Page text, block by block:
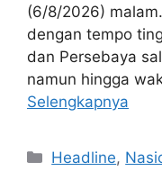
(6/8/2026)
dengan tempo
dan Persebaya
namun hingga
Selengkapnya
Kategori
Headline,